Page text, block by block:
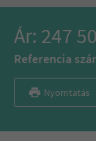
Ár: 247
Referencia
Nyomtatás